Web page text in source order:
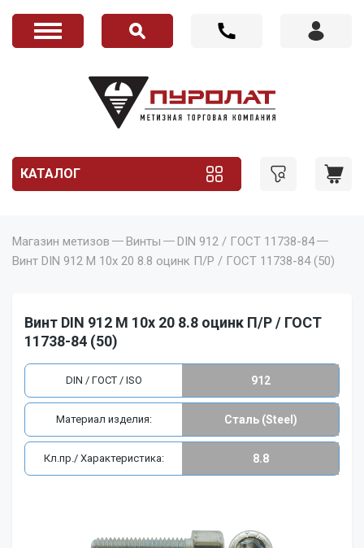
КАТАЛОГ
Магазин метизов Винты
DIN 912 / ГОСТ 11738-84
Винт DIN 912 M 10x 20 8.8 оцинк П/Р / ГОСТ 11738-84 (50)
Винт DIN 912 M 10x 20 8.8 оцинк П/Р / ГОСТ
11738-84 (50)
DIN / ГОСТ / ISO 912
Материал изделия: Сталь (Steel)
Кл.пр./ Характеристика: 8.8